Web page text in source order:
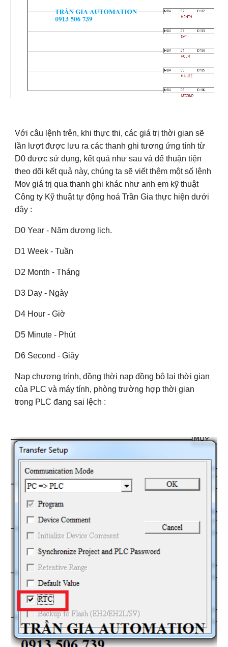
Với câu lệnh trên, khi thực thi, các giá trị thời gian sẽ
lần lượt được lưu ra các thanh ghi tương ứng tính từ
D0 được sử dụng, kết quả như sau và để thuận tiện
theo dõi kết quả này, chúng ta sẽ viết thêm một số lệnh
Mov giá trị qua thanh ghi khác như anh em kỹ thuật
Công ty Kỹ thuật tự động hoá Trần Gia thực hiện dưới
đây :
D0 Year - Năm dương lịch.
D1 Week - Tuần
D2 Month - Tháng
D3 Day - Ngày
D4 Hour - Giờ
D5 Minute - Phút
D6 Second - Giây
Nạp chương trình, đồng thời nạp đồng bộ lại thời gian
của PLC và máy tính, phòng trường hợp thời gian
trong PLC đang sai lệch :